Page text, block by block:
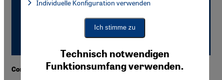
Commentary Aftab Malik
Technisch notwendigen
Funktionsumfang verwenden.
Facebook Embed / Facebook Connect, Google Maps Embed,
Facebook Embed / Facebook Connect
Google Maps Embed
Individuelle Konfiguration verwenden
Ich stimme zu